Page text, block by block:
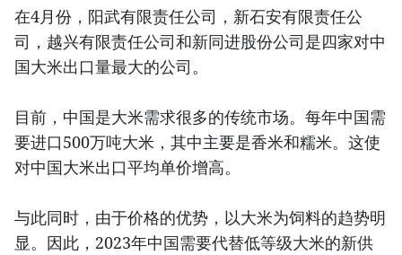
在4月份，阳武有限责任公司，新石安有限责任公
司，越兴有限责任公司和新同进股份公司是四家对中
国大米出口量最大的公司。
目前，中国是大米需求很多的传统市场。每年中国需
要进口500万吨大米，其中主要是香米和糯米。这使
对中国大米出口平均单价增高。
与此同时，由于价格的优势，以大米为饲料的趋势明
显。因此，2023年中国需要代替低等级大米的新供